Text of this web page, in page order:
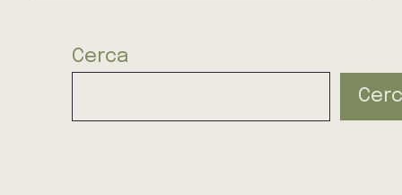
Cerca